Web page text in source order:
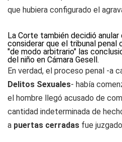
que hubiera configurado el
La Corte también decidió
considerar que el tribunal penal
"de modo arbitrario" las
del niño en Cámara Gesell.
En verdad, el proceso penal -a
Delitos Sexuales- había
el hombre llegó acusado de
cantidad indeterminada de
a puertas cerradas fue